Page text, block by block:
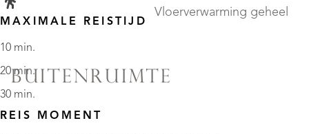
Vloerverwarming geheel
BUITENRUIMTE
MAXIMALE REISTIJD
10 min.
20 min.
30 min.
REIS MOMENT